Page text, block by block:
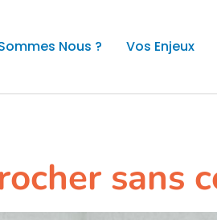
Nous ? Vos Enjeux
sans